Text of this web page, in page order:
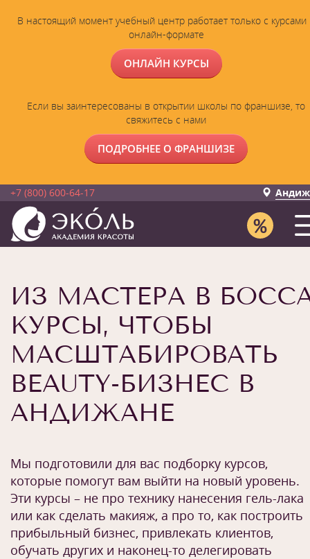
В настоящий момент учебный центр работает только с курсами
онлайн-формате
ОНЛАЙН КУРСЫ
Если вы заинтересованы в открытии школы по франшизе, то
свяжитесь с нами
ПОДРОБНЕЕ О ФРАНШИЗЕ
+7 (800) 600-64-17
ИЗ МАСТЕРА В
КУРСЫ, ЧТОБЫ
МАСШТАБИРОВАТЬ
BEAUTY-БИЗНЕС В
АНДИЖАНЕ
Мы подготовили для вас подборку курсов,
которые помогут вам выйти на новый уровень.
Эти курсы – не про технику нанесения гель-лака
или как сделать макияж, а про то, как построить
прибыльный бизнес, привлекать клиентов,
обучать других и наконец-то делегировать